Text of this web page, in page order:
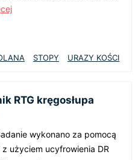
STOPY URAZY KOŚCI
RTG kręgosłupa
wykonano za pomocą
z użyciem ucyfrowienia DR